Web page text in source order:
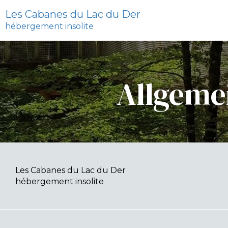
Les Cabanes du Lac du Der
hébergement insolite
Les Cabanes du Lac du Der
hébergement insolite